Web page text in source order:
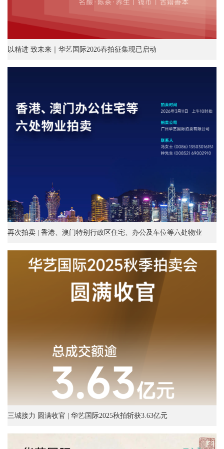
以精进 致未来｜华艺国际2026春拍征集现已启动
再次拍卖 | 香港、澳门特别行政区住宅、办公及车位等六处物业
三城接力 圆满收官 | 华艺国际2025秋拍斩获3.63亿元